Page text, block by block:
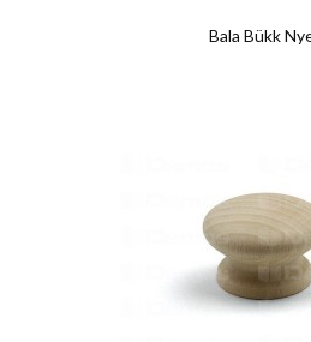
Bala Bükk